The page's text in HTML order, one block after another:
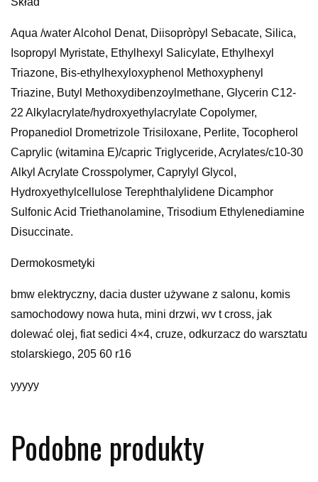
Aqua /water Alcohol Denat, Diisopròpyl Sebacate, Silica,
Isopropyl Myristate, Ethylhexyl Salicylate, Ethylhexyl
Triazone, Bis-ethylhexyloxyphenol Methoxyphenyl
Triazine, Butyl Methoxydibenzoylmethane, Glycerin C12-
22 Alkylacrylate/hydroxyethylacrylate Copolymer,
Propanediol Drometrizole Trisiloxane, Perlite, Tocopherol
Caprylic (witamina E)/capric Triglyceride, Acrylates/c10-30
Alkyl Acrylate Crosspolymer, Caprylyl Glycol,
Hydroxyethylcellulose Terephthalylidene Dicamphor
Sulfonic Acid Triethanolamine, Trisodium Ethylenediamine
Disuccinate.
Dermokosmetyki
bmw elektryczny, dacia duster używane z salonu, komis
samochodowy nowa huta, mini drzwi, wv t cross, jak
dolewać olej, fiat sedici 4×4, cruze, odkurzacz do warsztatu
stolarskiego, 205 60 r16
yyyyy
Podobne produkty